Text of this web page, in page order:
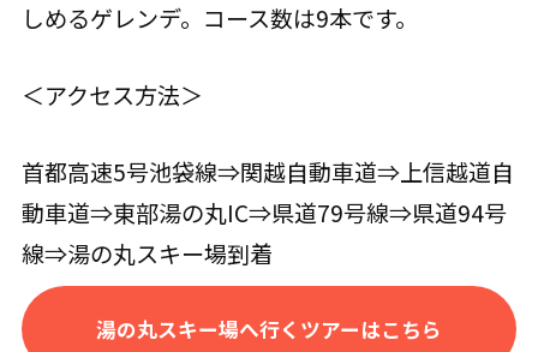
しめるゲレンデ。コース数は9本です。
＜アクセス方法＞
首都高速5号池袋線⇒関越自動車道⇒上信越道自
動車道⇒東部湯の丸IC⇒県道79号線⇒県道94号
線⇒湯の丸スキー場到着
湯の丸スキー場へ行くツアーはこちら